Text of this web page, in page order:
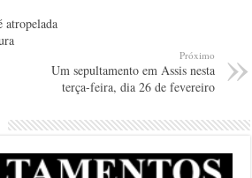
atropelada
Próximo
Um sepultamento em Assis nesta
terça-feira, dia 26 de fevereiro